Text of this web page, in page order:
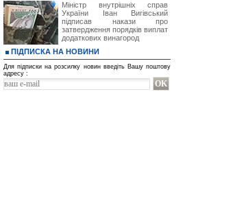
Міністр внутрішніх справ
України Іван Вигівський
підписав накази про
затвердження порядків виплат
додаткових винагород
ПІДПИСКА НА НОВИНИ
Для підписки на розсилку новин введіть Вашу поштову
адресу :